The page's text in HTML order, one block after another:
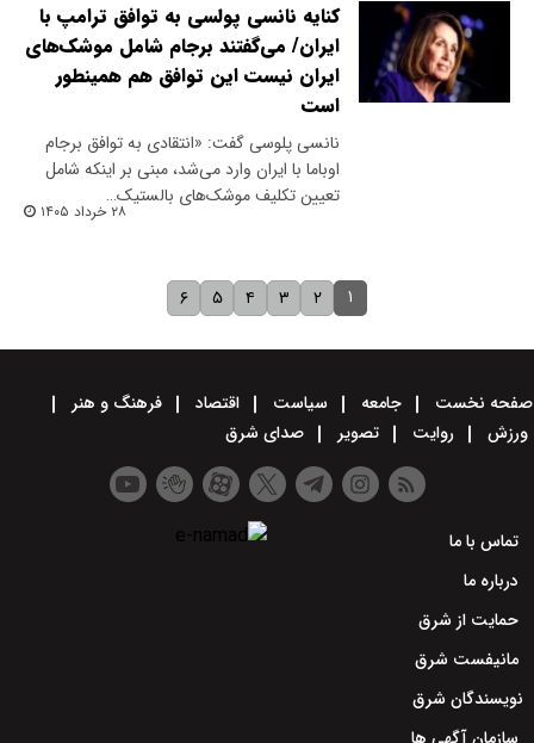
کنایه نانسی پولسی به توافق ترامپ با
ایران/ می‌گفتند برجام شامل موشک‌های
ایران نیست این توافق هم همینطور
است
نانسی پلوسی گفت: «انتقادی به توافق برجام
اوباما با ایران وارد می‌شد، مبنی بر اینکه شامل
تعیین تکلیف موشک‌های بالستیک…
۲۸ خرداد ۱۴۰۵
۱ ۲ ۳ ۴ ۵ ۶
صفحه نخست جامعه سیاست اقتصاد
فرهنگ و هنر
ورزش
روایت تصویر صدای شرق
تماس با ما
درباره ما
حمایت از شرق
مانیفست شرق
نویسندگان شرق